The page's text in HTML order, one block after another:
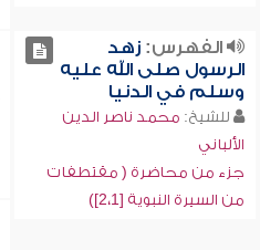
الفهرس:زهد
الرسول صلى الله عليه
وسلم في الدنيا
للشيخ: محمد ناصر الدين
الألباني
جزء من محاضرة ( مقتطفات
من السيرة النبوية [2،1])